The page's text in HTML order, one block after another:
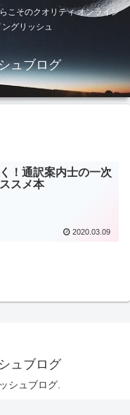
こそのクオリティ オンライン
グリッシュ
ュブログ
！通訳案内士の一次
スメ本
2020.03.09
ュブログ
シュブログ.